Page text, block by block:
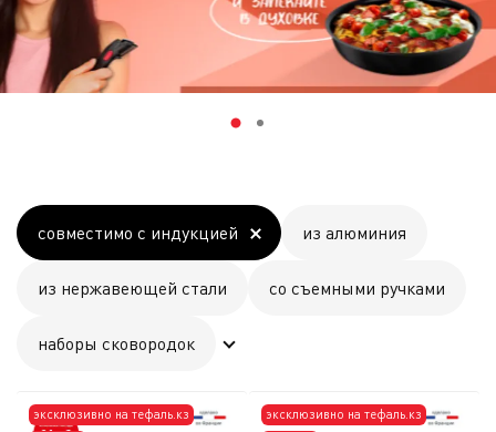
совместимо с индукцией из алюминия
из нержавеющей стали со съемными ручками
наборы сковородок
эксклюзивно на тефаль.кз
эксклюзивно на тефаль.кз